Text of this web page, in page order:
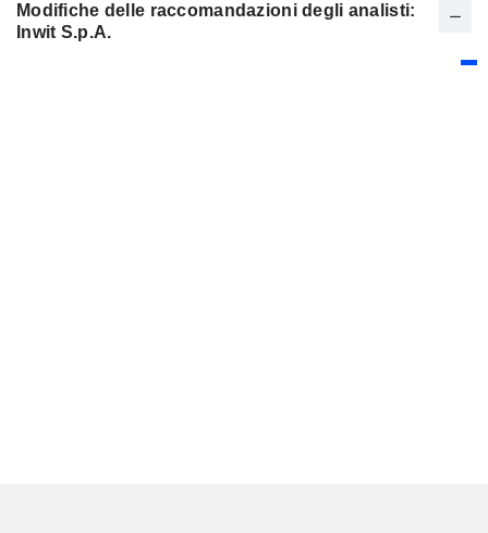
Modifiche delle raccomandazioni degli analisti:
Inwit S.p.A.